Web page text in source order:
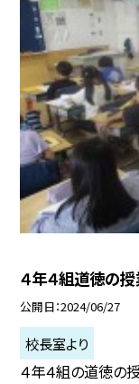
４年４組道徳の
公開日 2024/06/27
校長室より
４年４組の道徳の